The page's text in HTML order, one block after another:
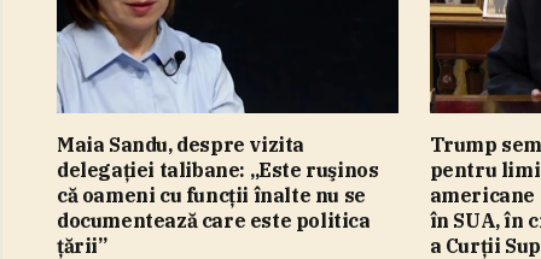
Maia Sandu, despre vizita
delegaţiei talibane: „Este ruşinos
că oameni cu funcţii înalte nu se
documentează care este politica
ţării”
Trump
pentru
în SUA, în
a Curţii